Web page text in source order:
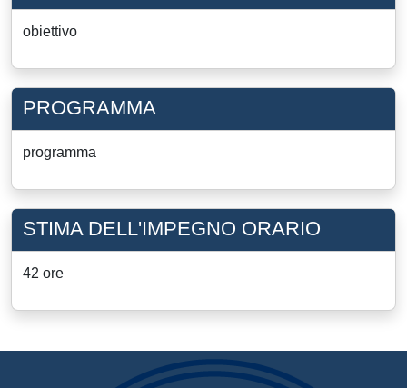
obiettivo
PROGRAMMA
programma
STIMA DELL'IMPEGNO ORARIO
42 ore